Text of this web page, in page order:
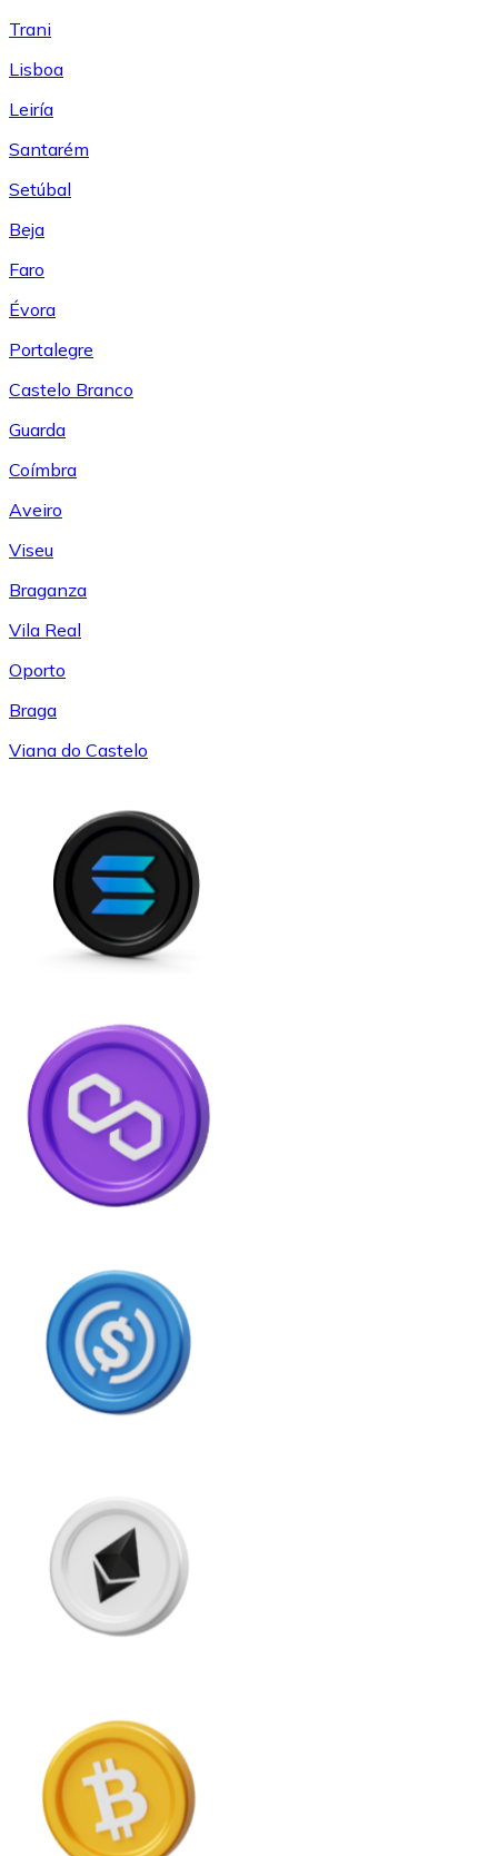
Trani
Lisboa
Leiría
Santarém
Setúbal
Beja
Faro
Évora
Portalegre
Castelo Branco
Guarda
Coímbra
Aveiro
Viseu
Braganza
Vila Real
Oporto
Braga
Viana do Castelo